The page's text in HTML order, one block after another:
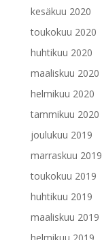
kesäkuu 2020
toukokuu 2020
huhtikuu 2020
maaliskuu 2020
helmikuu 2020
tammikuu 2020
joulukuu 2019
marraskuu 2019
toukokuu 2019
huhtikuu 2019
maaliskuu 2019